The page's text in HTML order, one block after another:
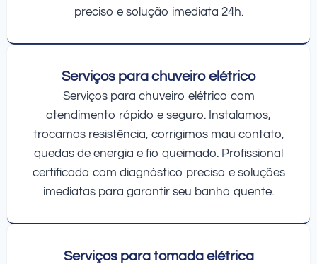
preciso e solução imediata 24h.
Serviços para chuveiro elétrico
Serviços para chuveiro elétrico com
atendimento rápido e seguro. Instalamos,
trocamos resistência, corrigimos mau contato,
quedas de energia e fio queimado. Profissional
certificado com diagnóstico preciso e soluções
imediatas para garantir seu banho quente.
Serviços para tomada elétrica